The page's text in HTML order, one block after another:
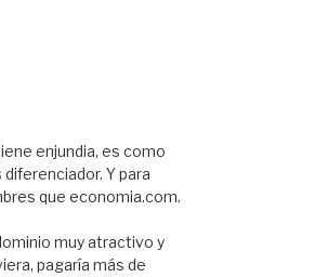
enjundia, es como
Y para
que economia.com.
muy atractivo y
pagaría más de